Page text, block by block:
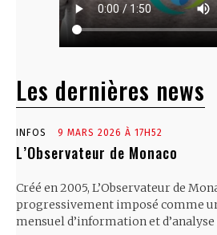
Les dernières news
INFOS 9 MARS 2026 À 17H52
L’Observateur de Monaco
Créé en 2005, L’Observateur de
progressivement imposé comme
mensuel d’information et d’analyse